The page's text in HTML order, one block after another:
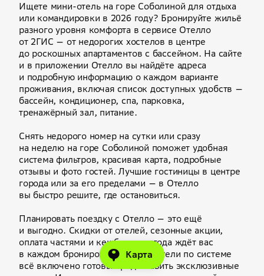
Ищете мини-отель на горе Соболиной для отдыха
или командировки в 2026 году? Бронируйте жильё
разного уровня комфорта в сервисе Отелло
от 2ГИС — от недорогих хостелов в центре
до роскошных апартаментов с бассейном. На сайте
и в приложении Отелло вы найдёте адреса
и подробную информацию о каждом варианте
проживания, включая список доступных удобств —
бассейн, кондиционер, спа, парковка,
тренажёрный зал, питание.
Снять недорого номер на сутки или сразу
на неделю на горе Соболиной поможет удобная
система фильтров, красивая карта, подробные
отзывы и фото гостей. Лучшие гостиницы в центре
города или за его пределами — в Отелло
вы быстро решите, где остановиться.
Планировать поездку с Отелло — это ещё
и выгодно. Скидки от отелей, сезонные акции,
оплата частями и кешбэк — выгода ждёт вас
в каждом бронировании. Даже отели по системе
всё включено готовы предоставить эксклюзивные
Карта